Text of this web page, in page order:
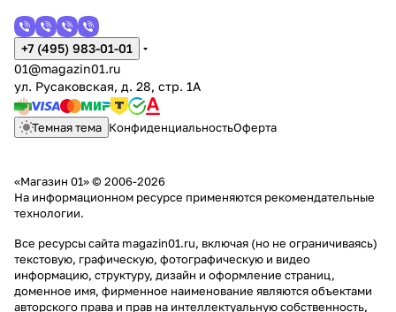
+7 (495) 983-01-01
01@magazin01.ru
ул. Русаковская, д. 28, стр. 1А
Темная тема КонфиденциальностьОферта
«Магазин 01» © 2006-2026
На информационном ресурсе применяются рекомендательные
технологии.
Все ресурсы сайта magazin01.ru, включая (но не ограничиваясь)
текстовую, графическую, фотографическую и видео
информацию, структуру, дизайн и оформление страниц,
доменное имя, фирменное наименование являются объектами
авторского права и прав на интеллектуальную собственность,